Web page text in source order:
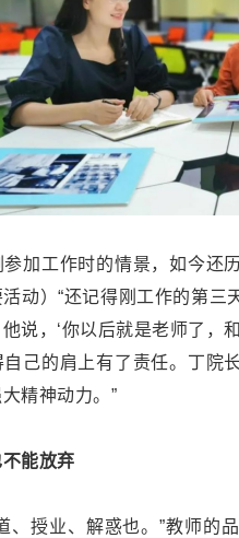
参加工作时的情景，如今还
动）“还记得刚工作的第
说，‘你以后就是老师了，
己的肩上有了责任。丁院
精神动力。”
能放弃
、授业、解惑也。”教师的